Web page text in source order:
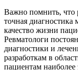
Важно помнить, что
точная диагностика
качество жизни
Ревматологи
диагностики и
разработкам в
пациентам